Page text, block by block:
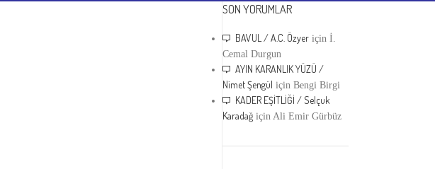
SON YORUMLAR
BAVUL / A.C. Özyer içinİ.
Cemal Durgun
AYIN KARANLIK YÜZÜ /
Nimet Şengül içinBengi Birgi
KADER EŞİTLİĞİ / Selçuk
Karadağ içinAli Emir Gürbüz